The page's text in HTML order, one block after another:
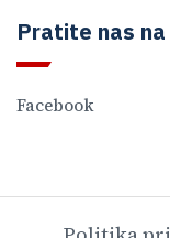
Pratite nas na
Facebook